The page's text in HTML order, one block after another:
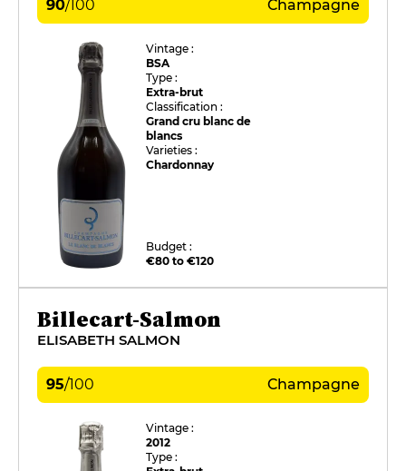
90/ 100 Champagne
Vintage :
BSA
Type :
Extra-brut
Classification :
Grand cru blanc de
blancs
Varieties :
Chardonnay
Budget :
€80 to €120
Billecart-Salmon
ELISABETH SALMON
95/100 Champagne
Vintage :
2012
Type :